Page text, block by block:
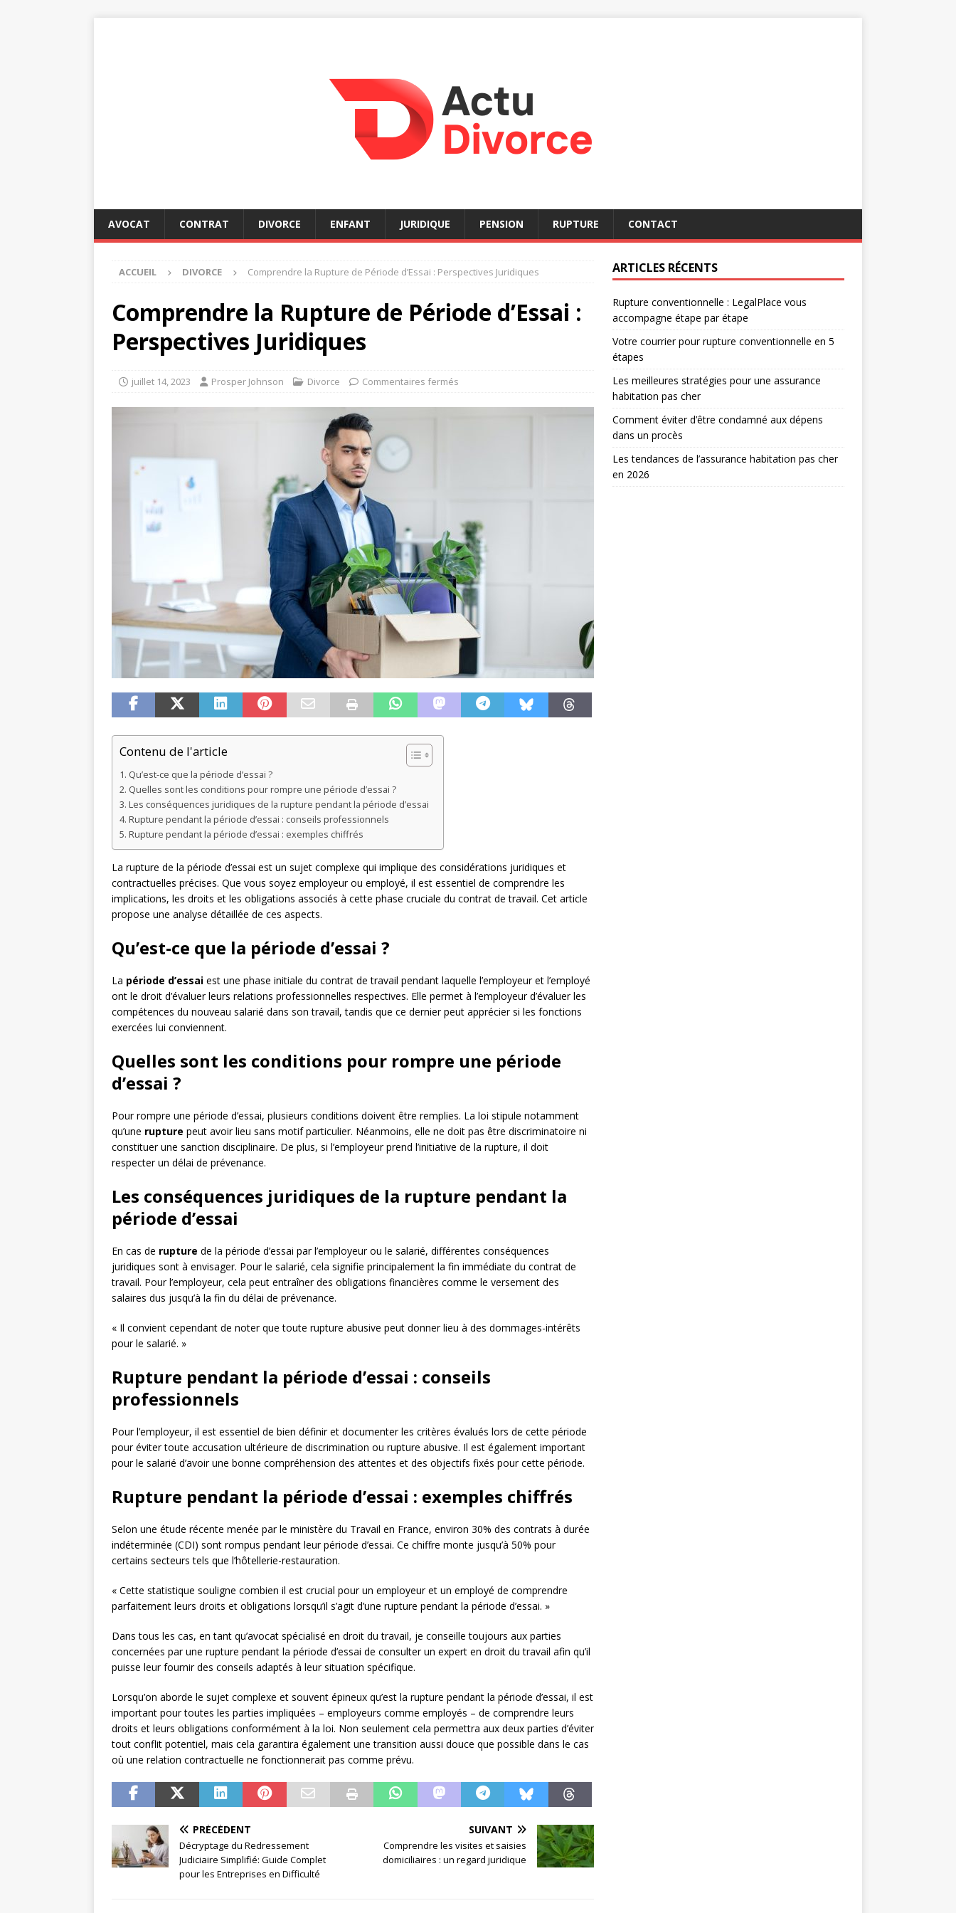
AVOCAT CONTRAT DIVORCE ENFANT JURIDIQUE PENSION RUPTURE CONTACT
ACCUEIL DIVORCE Comprendre la Rupture de Période d’Essai : Perspectives Juridiques
Comprendre la Rupture de Période d’Essai :
Perspectives Juridiques
juillet 14, 2023 Prosper Johnson Divorce Commentaires fermés
Contenu de l'article
Qu’est-ce que la période d’essai ?
Quelles sont les conditions pour rompre une période d’essai ?
Les conséquences juridiques de la rupture pendant la période d’essai
Rupture pendant la période d’essai : conseils professionnels
Rupture pendant la période d’essai : exemples chiffrés
La rupture de la période d’essai est un sujet complexe qui implique des considérations juridiques et
contractuelles précises. Que vous soyez employeur ou employé, il est essentiel de comprendre les
implications, les droits et les obligations associés à cette phase cruciale du contrat de travail. Cet article
propose une analyse détaillée de ces aspects.
Qu’est-ce que la période d’essai ?
La période d’essai est une phase initiale du contrat de travail pendant laquelle l’employeur et l’employé
ont le droit d’évaluer leurs relations professionnelles respectives. Elle permet à l’employeur d’évaluer les
compétences du nouveau salarié dans son travail, tandis que ce dernier peut apprécier si les fonctions
exercées lui conviennent.
Quelles sont les conditions pour rompre une période
d’essai ?
Pour rompre une période d’essai, plusieurs conditions doivent être remplies. La loi stipule notamment
qu’une rupture peut avoir lieu sans motif particulier. Néanmoins, elle ne doit pas être discriminatoire ni
constituer une sanction disciplinaire. De plus, si l’employeur prend l’initiative de la rupture, il doit
respecter un délai de prévenance.
Les conséquences juridiques de la rupture pendant la
période d’essai
En cas de rupture de la période d’essai par l’employeur ou le salarié, différentes conséquences
juridiques sont à envisager. Pour le salarié, cela signifie principalement la fin immédiate du contrat de
travail. Pour l’employeur, cela peut entraîner des obligations financières comme le versement des
salaires dus jusqu’à la fin du délai de prévenance.
« Il convient cependant de noter que toute rupture abusive peut donner lieu à des dommages-intérêts
pour le salarié. »
Rupture pendant la période d’essai : conseils
professionnels
Pour l’employeur, il est essentiel de bien définir et documenter les critères évalués lors de cette période
pour éviter toute accusation ultérieure de discrimination ou rupture abusive. Il est également important
pour le salarié d’avoir une bonne compréhension des attentes et des objectifs fixés pour cette période.
Rupture pendant la période d’essai : exemples chiffrés
Selon une étude récente menée par le ministère du Travail en France, environ 30% des contrats à durée
indéterminée (CDI) sont rompus pendant leur période d’essai. Ce chiffre monte jusqu’à 50% pour
certains secteurs tels que l’hôtellerie-restauration.
« Cette statistique souligne combien il est crucial pour un employeur et un employé de comprendre
parfaitement leurs droits et obligations lorsqu’il s’agit d’une rupture pendant la période d’essai. »
Dans tous les cas, en tant qu’avocat spécialisé en droit du travail, je conseille toujours aux parties
concernées par une rupture pendant la période d’essai de consulter un expert en droit du travail afin qu’il
puisse leur fournir des conseils adaptés à leur situation spécifique.
Lorsqu’on aborde le sujet complexe et souvent épineux qu’est la rupture pendant la période d’essai, il est
important pour toutes les parties impliquées – employeurs comme employés – de comprendre leurs
droits et leurs obligations conformément à la loi. Non seulement cela permettra aux deux parties d’éviter
tout conflit potentiel, mais cela garantira également une transition aussi douce que possible dans le cas
où une relation contractuelle ne fonctionnerait pas comme prévu.
PRÉCÉDENT
Décryptage du Redressement
Judiciaire Simplifié: Guide Complet
pour les Entreprises en Difficulté
SUIVANT
Comprendre les visites et saisies
domiciliaires : un regard juridique
ARTICLES RÉCENTS
Rupture conventionnelle : LegalPlace vous
accompagne étape par étape
Votre courrier pour rupture conventionnelle en 5
étapes
Les meilleures stratégies pour une assurance
habitation pas cher
Comment éviter d’être condamné aux dépens
dans un procès
Les tendances de l’assurance habitation pas cher
en 2026